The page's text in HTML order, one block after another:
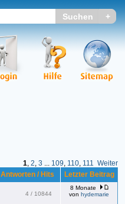
1, 2, 3 ... 109, 110, 111 Weiter
Antworten / Hits Letzter Beitrag
4 / 10844
8 Monate
von hydemarie